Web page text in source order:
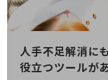
法人向けモバイルトップ
はじめての方へ
サービス・商品を探す
100回線以上のお問い合
人手不足解消に
役立つツールが